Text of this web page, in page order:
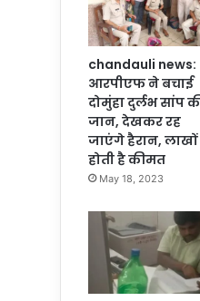
chandauli news:
आरपीएफ ने बचाई
दोमुंहा दुर्लभ सांप
जान, देखकर रह
जाएंगे हैरान,
होती है कीमत
May 18, 2023